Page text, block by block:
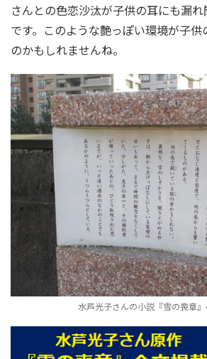
さんとの色恋沙汰が子供の耳にも漏
です。このような艶っぽい環境が子供
のかもしれませんね。
水芦光子さんの小説『雪の喪章